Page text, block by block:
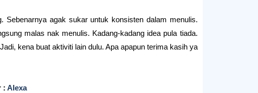
Sebenarnya agak sukar untuk konsisten dalam menulis.
malas nak menulis. Kadang-kadang idea pula tiada.
Jadi, kena buat aktiviti lain dulu. Apa apapun terima kasih ya.
: Alexa